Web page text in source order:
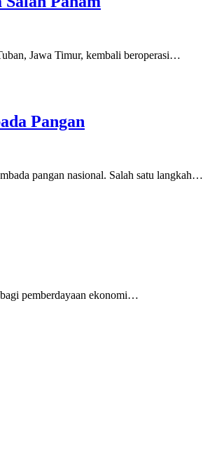
Jawa Timur, kembali beroperasi…
Pangan
pangan nasional. Salah satu langkah…
pemberdayaan ekonomi…